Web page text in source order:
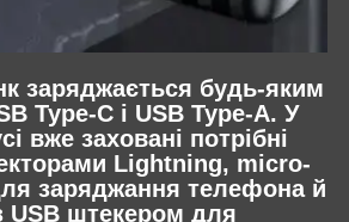
заряджається будь-яким
Type-C і USB Type-A. У
вже заховані потрібні
Lightning, micro-
заряджання телефона й
USB штекером для